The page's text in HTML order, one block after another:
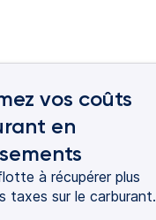
vos coûts
en
à récupérer plus
taxes sur le carburant.